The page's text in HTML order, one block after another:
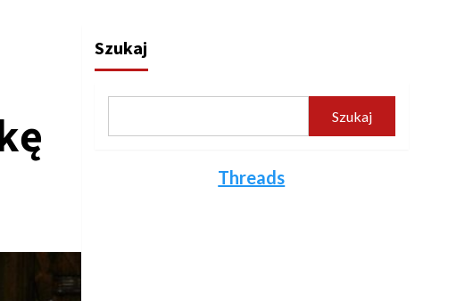
Szukaj
Szukaj
Threads